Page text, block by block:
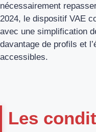
nécessairement
2024, le dispositif VAE
avec une simplification
davantage de profils et
accessibles.
Les